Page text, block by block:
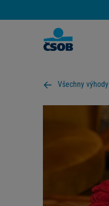
Všechny výhody